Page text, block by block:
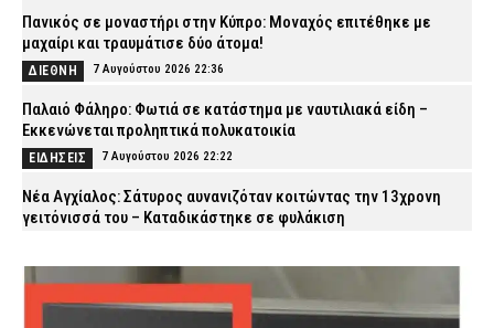
Πανικός σε μοναστήρι στην Κύπρο: Μοναχός επιτέθηκε με
μαχαίρι και τραυμάτισε δύο άτομα!
ΔΙΕΘΝΗ 7 Αυγούστου 2026 22:36
Παλαιό Φάληρο: Φωτιά σε κατάστημα με ναυτιλιακά είδη –
Εκκενώνεται προληπτικά πολυκατοικία
ΕΙΔΗΣΕΙΣ 7 Αυγούστου 2026 22:22
Νέα Αγχίαλος: Σάτυρος αυνανιζόταν κοιτώντας την 13χρονη
γειτόνισσά του – Καταδικάστηκε σε φυλάκιση
Σκιάθος: «Με ξυλοκόπησαν και με άφησαν αιμόφυρτο στο
δρόμο» – Άγριος καβγάς με λοστάρια, μαχαίρια και σφυριά